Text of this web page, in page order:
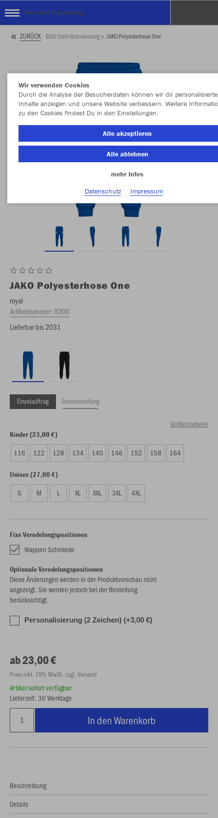
BSG Stahl Brandenburg
ZURÜCK BSG Stahl Brandenburg JAKO Polyesterhose One
JAKO Polyesterhose One
royal
Artikelnummer:9200
Lieferbar bis 2031
Einzelauftrag Teambestellung
Größentabelle
Kinder (23,00 €)
116 122 128 134 140 146 152 158 164
Unisex (27,00 €)
S M L XL XXL 3XL 4XL
Fixe Veredelungspositionen
Wappen Schmiede
Optionale Veredelungspositionen
Diese Änderungen werden in der Produktvorschau nicht
angezeigt. Sie werden jedoch bei der Bestellung
berücksichtigt.
Personalisierung (2 Zeichen) (+3,00 €)
ab 23,00 €
Preis inkl. 19% MwSt. zzgl. Versand
Artikel sofort verfügbar
Lieferzeit: 30 Werktage
In den Warenkorb
Beschreibung
Details
Wir verwenden Cookies
Durch die Analyse der Besucherdaten können wir dir personalisierte
Inhalte anzeigen und unsere Website verbessern. Weitere
zu den Cookies findest Du in den Einstellungen.
Alle akzeptieren
Alle ablehnen
mehr Infos
Datenschutz
Impressum